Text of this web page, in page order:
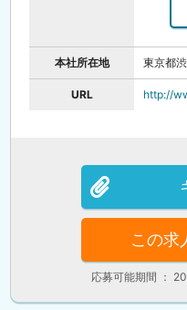
・メデ
モバイ
グンソ
出版：
ジック
【設立
本社所在地 東京都
URL http://
この求
応募可能期間 ：